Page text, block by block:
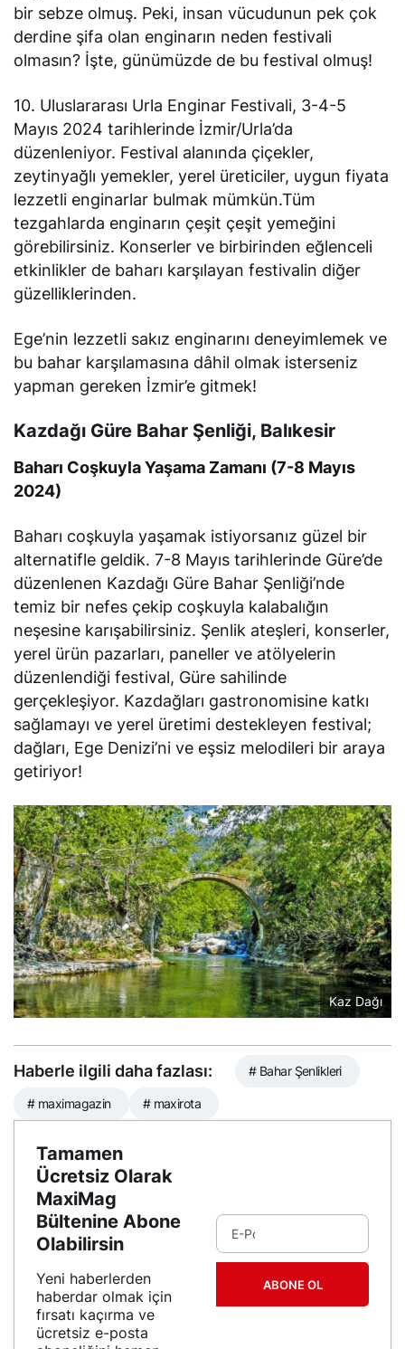
bir sebze olmuş. Peki, insan vücudunun pek çok
derdine şifa olan enginarın neden festivali
olmasın? İşte, günümüzde de bu festival olmuş!
10. Uluslararası Urla Enginar Festivali, 3-4-5
Mayıs 2024 tarihlerinde İzmir/Urla’da
düzenleniyor. Festival alanında çiçekler,
zeytinyağlı yemekler, yerel üreticiler, uygun fiyata
lezzetli enginarlar bulmak mümkün.Tüm
tezgahlarda enginarın çeşit çeşit yemeğini
görebilirsiniz. Konserler ve birbirinden eğlenceli
etkinlikler de baharı karşılayan festivalin diğer
güzelliklerinden.
Ege’nin lezzetli sakız enginarını deneyimlemek ve
bu bahar karşılamasına dâhil olmak isterseniz
yapman gereken İzmir’e gitmek!
Kazdağı Güre Bahar Şenliği, Balıkesir
Baharı Coşkuyla Yaşama Zamanı (7-8 Mayıs
2024)
Baharı coşkuyla yaşamak istiyorsanız güzel bir
alternatifle geldik. 7-8 Mayıs tarihlerinde Güre’de
düzenlenen Kazdağı Güre Bahar Şenliği’nde
temiz bir nefes çekip coşkuyla kalabalığın
neşesine karışabilirsiniz. Şenlik ateşleri, konserler,
yerel ürün pazarları, paneller ve atölyelerin
düzenlendiği festival, Güre sahilinde
gerçekleşiyor. Kazdağları gastronomisine katkı
sağlamayı ve yerel üretimi destekleyen festival;
dağları, Ege Denizi’ni ve eşsiz melodileri bir araya
getiriyor!
Kaz Dağı
Haberle ilgili daha fazlası: # Bahar Şenlikleri
# maximagazin # maxirota
Tamamen
Ücretsiz Olarak
MaxiMag
Bültenine Abone
Olabilirsin
Yeni haberlerden
haberdar olmak için
fırsatı kaçırma ve
ücretsiz e-posta
ABONE OL